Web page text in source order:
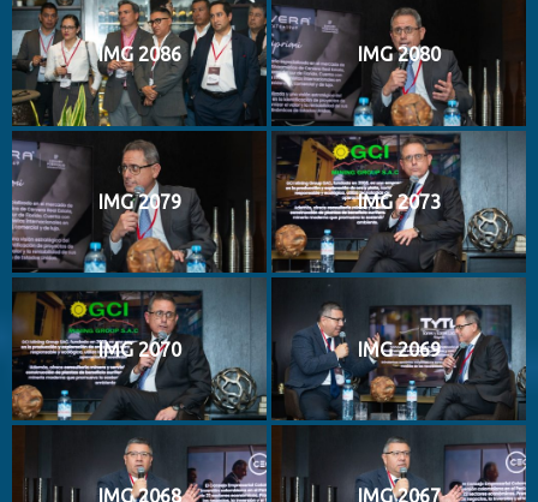
IMG 2086 IMG 2080
IMG 2079 IMG 2073
IMG 2070 IMG 2069
IMG 2068 IMG 2067